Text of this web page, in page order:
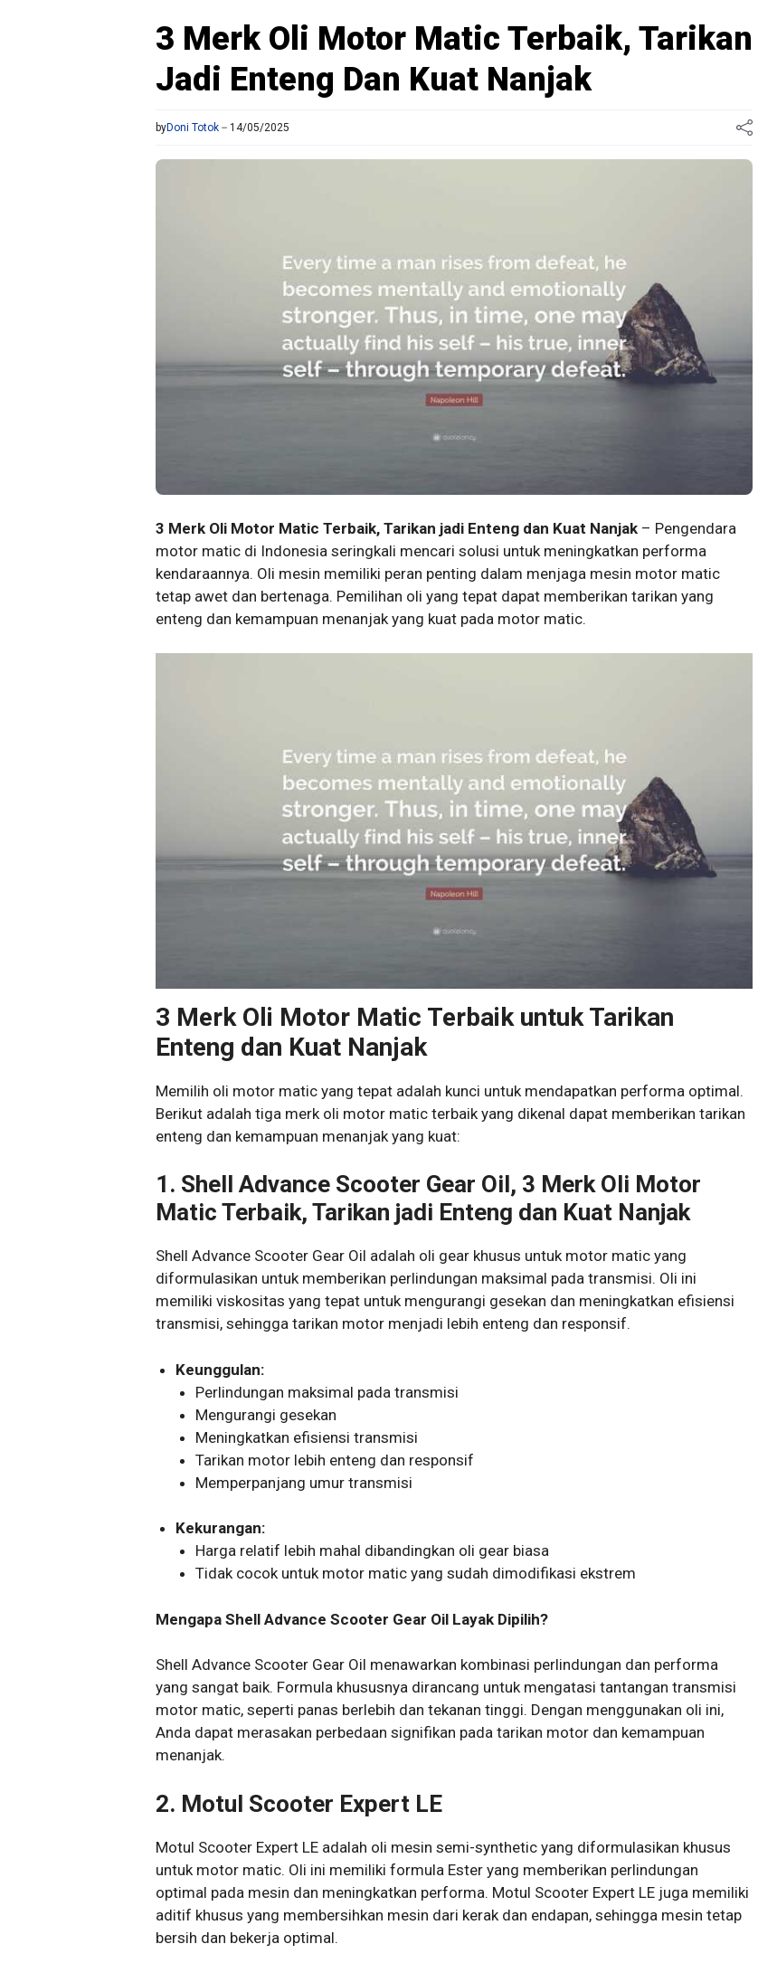
3 Merk Oli Motor Matic Terbaik, Tarikan
Jadi Enteng Dan Kuat Nanjak
byDoni Totok 14/05/2025
3 Merk Oli Motor Matic Terbaik, Tarikan jadi Enteng dan Kuat Nanjak – Pengendara
motor matic di Indonesia seringkali mencari solusi untuk meningkatkan performa
kendaraannya. Oli mesin memiliki peran penting dalam menjaga mesin motor matic
tetap awet dan bertenaga. Pemilihan oli yang tepat dapat memberikan tarikan yang
enteng dan kemampuan menanjak yang kuat pada motor matic.
3 Merk Oli Motor Matic Terbaik untuk Tarikan
Enteng dan Kuat Nanjak
Memilih oli motor matic yang tepat adalah kunci untuk mendapatkan performa optimal.
Berikut adalah tiga merk oli motor matic terbaik yang dikenal dapat memberikan tarikan
enteng dan kemampuan menanjak yang kuat:
1. Shell Advance Scooter Gear Oil, 3 Merk Oli Motor
Matic Terbaik, Tarikan jadi Enteng dan Kuat Nanjak
Shell Advance Scooter Gear Oil adalah oli gear khusus untuk motor matic yang
diformulasikan untuk memberikan perlindungan maksimal pada transmisi. Oli ini
memiliki viskositas yang tepat untuk mengurangi gesekan dan meningkatkan efisiensi
transmisi, sehingga tarikan motor menjadi lebih enteng dan responsif.
Keunggulan:
Perlindungan maksimal pada transmisi
Mengurangi gesekan
Meningkatkan efisiensi transmisi
Tarikan motor lebih enteng dan responsif
Memperpanjang umur transmisi
Kekurangan:
Harga relatif lebih mahal dibandingkan oli gear biasa
Tidak cocok untuk motor matic yang sudah dimodifikasi ekstrem
Mengapa Shell Advance Scooter Gear Oil Layak Dipilih?
Shell Advance Scooter Gear Oil menawarkan kombinasi perlindungan dan performa
yang sangat baik. Formula khususnya dirancang untuk mengatasi tantangan transmisi
motor matic, seperti panas berlebih dan tekanan tinggi. Dengan menggunakan oli ini,
Anda dapat merasakan perbedaan signifikan pada tarikan motor dan kemampuan
menanjak.
2. Motul Scooter Expert LE
Motul Scooter Expert LE adalah oli mesin semi-synthetic yang diformulasikan khusus
untuk motor matic. Oli ini memiliki formula Ester yang memberikan perlindungan
optimal pada mesin dan meningkatkan performa. Motul Scooter Expert LE juga memiliki
aditif khusus yang membersihkan mesin dari kerak dan endapan, sehingga mesin tetap
bersih dan bekerja optimal.